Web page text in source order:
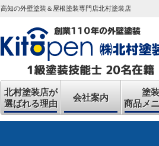
高知の外壁塗装＆屋根塗装専門店北村塗装店
北村塗装店が
選ばれる理由
会社案内
塗装
商品メ